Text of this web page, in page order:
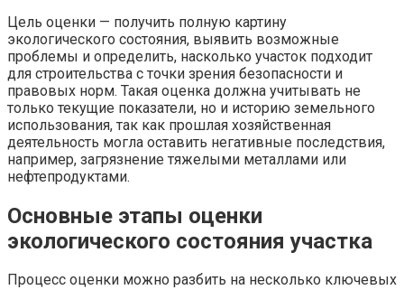
Цель оценки — получить полную картину
экологического состояния, выявить возможные
проблемы и определить, насколько участок подходит
для строительства с точки зрения безопасности и
правовых норм. Такая оценка должна учитывать не
только текущие показатели, но и историю земельного
использования, так как прошлая хозяйственная
деятельность могла оставить негативные последствия,
например, загрязнение тяжелыми металлами или
нефтепродуктами.
Основные этапы оценки
экологического состояния участка
Процесс оценки можно разбить на несколько ключевых